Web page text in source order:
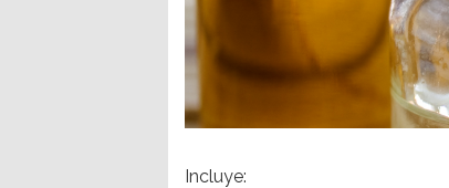
Incluye: